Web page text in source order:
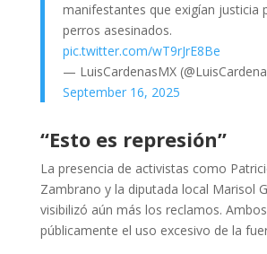
manifestantes que exigían justicia
perros asesinados.
pic.twitter.com/wT9rJrE8Be
— LuisCardenasMX
September 16, 2025
“Esto es represión”
La presencia de activistas como
Zambrano y la diputada local Marisol
visibilizó aún más los reclamos.
públicamente el uso excesivo de la